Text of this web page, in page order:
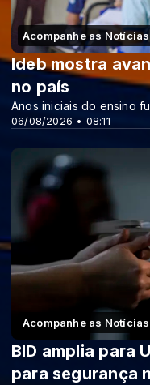
Acompanhe as
06/08/2026 • 08:11
Ideb mostra
no país
Anos iniciais do ensino
Acompanhe as
BID amplia para
para segurança